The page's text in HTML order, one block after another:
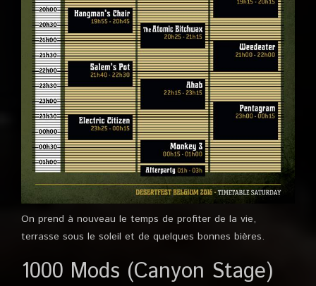
On prend à nouveau le temps de profiter de la vie,
terrasse sous le soleil et de quelques bonnes bières.
1000 Mods (Canyon Stage)